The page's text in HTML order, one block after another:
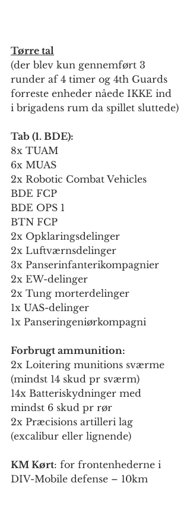
Tørre tal
(der blev kun gennemført 3
runder af 4 timer og 4th Guards
forreste enheder nåede IKKE ind
i brigadens rum da spillet sluttede)
Tab (1. BDE):
8x TUAM
6x MUAS
2x Robotic Combat Vehicles
BDE FCP
BDE OPS 1
BTN FCP
2x Opklaringsdelinger
2x Luftværnsdelinger
3x Panserinfanterikompagnier
2x EW-delinger
2x Tung morterdelinger
1x UAS-delinger
1x Panseringeniørkompagni
Forbrugt ammunition:
2x Loitering munitions sværme
(mindst 14 skud pr sværm)
14x Batteriskydninger med
mindst 6 skud pr rør
2x Præcisions artilleri lag
(excalibur eller lignende)
KM Kørt: for frontenhederne i
DIV-Mobile defense – 10km